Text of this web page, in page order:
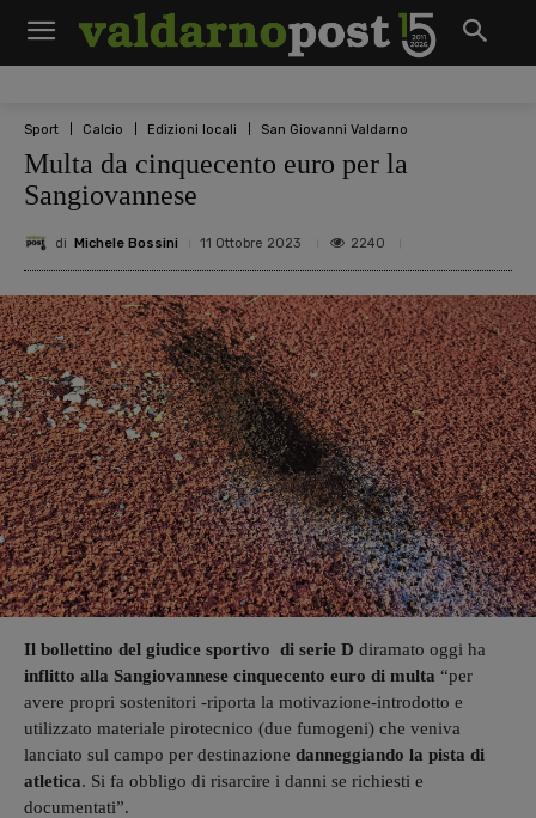
Sport Calcio Edizioni locali San Giovanni Valdarno
Multa da cinquecento euro per la
Sangiovannese
di Michele Bossini 11 Ottobre 2023 2240
Il bollettino del giudice sportivo di serie D diramato oggi ha
inflitto alla Sangiovannese cinquecento euro di multa “per
avere propri sostenitori -riporta la motivazione-introdotto e
utilizzato materiale pirotecnico (due fumogeni) che veniva
lanciato sul campo per destinazione danneggiando la pista di
atletica. Si fa obbligo di risarcire i danni se richiesti e
documentati”.